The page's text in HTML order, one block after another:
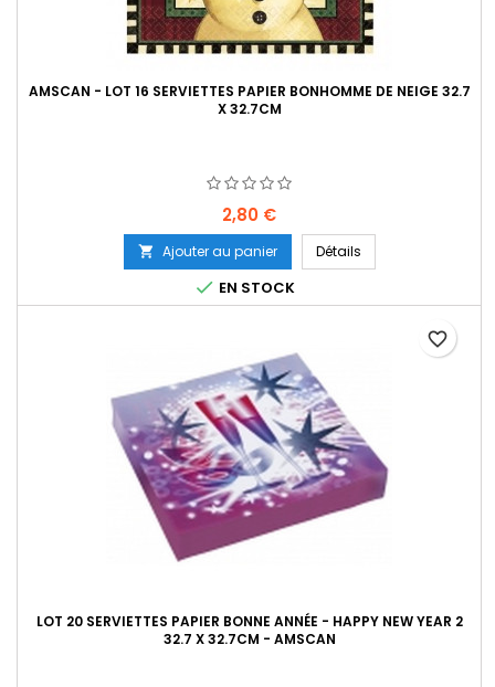
AMSCAN - LOT 16 SERVIETTES PAPIER BONHOMME DE NEIGE 32.7
X 32.7CM
Prix
2,80 €
 Ajouter au panier Détails
 EN STOCK
LOT 20 SERVIETTES PAPIER BONNE ANNÉE - HAPPY NEW YEAR 2
32.7 X 32.7CM - AMSCAN
favorite_border